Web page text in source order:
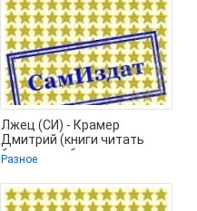
Лжец (СИ) - Крамер
Дмитрий (книги читать
бесплатно без
Разное